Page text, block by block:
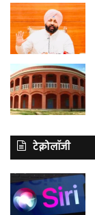
टेक्नोलॉजी